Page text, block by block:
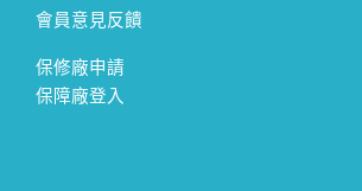
會員意見反饋
保修廠申請
保障廠登入